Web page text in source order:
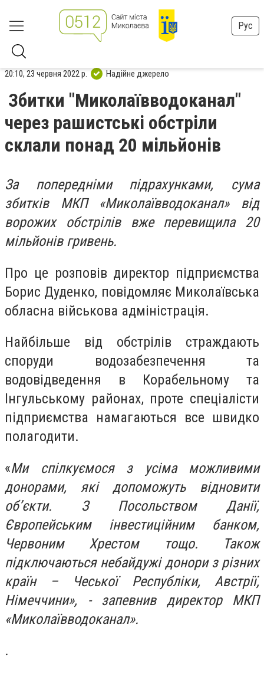
Рус
20:10, 23 червня 2022 р. Надійне джерело
Збитки "Миколаївводоканал"
через рашистські обстріли
склали понад 20 мільйонів
За попередніми підрахунками, сума
збитків МКП «Миколаївводоканал» від
ворожих обстрілів вже перевищила 20
мільйонів гривень.
Про це розповів директор підприємства
Борис Дуденко, повідомляє Миколаївська
обласна військова адміністрація.
Найбільше від обстрілів страждають
споруди водозабезпечення та
водовідведення в Корабельному та
Інгульському районах, проте спеціалісти
підприємства намагаються все швидко
полагодити.
«Ми спілкуємося з усіма можливими
донорами, які допоможуть відновити
об’єкти. З Посольством Данії,
Європейським інвестиційним банком,
Червоним Хрестом тощо. Також
підключаються небайдужі донори з різних
країн – Чеської Республіки, Австрії,
Німеччини», - запевнив директор МКП
«Миколаївводоканал».
.